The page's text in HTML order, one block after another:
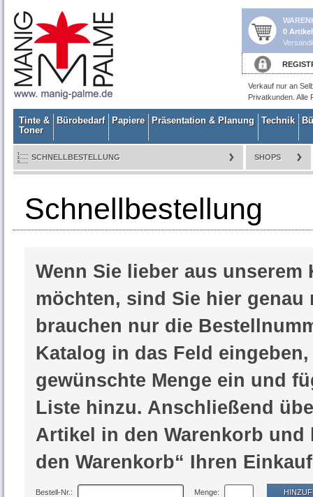
0
Verkauf nur an
Privatkunden. Alle
Tinte &
Toner
Bürobedarf Papiere Präsentation & Planung Technik
SCHNELLBESTELLUNG SHOPS
Schnellbestellung
Wenn Sie lieber aus unserem
möchten, sind Sie hier genau
brauchen nur die
Katalog in das Feld
gewünschte Menge ein und
Liste hinzu. Anschließend
Artikel in den Warenkorb und
den Warenkorb“ Ihren
Bestell-Nr.: Menge: